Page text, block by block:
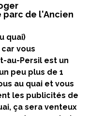
parc de l'Ancien
quai)
vous
au-Persil est un
peu plus de 1
au quai et vous
les publicités de
ça sera venteux